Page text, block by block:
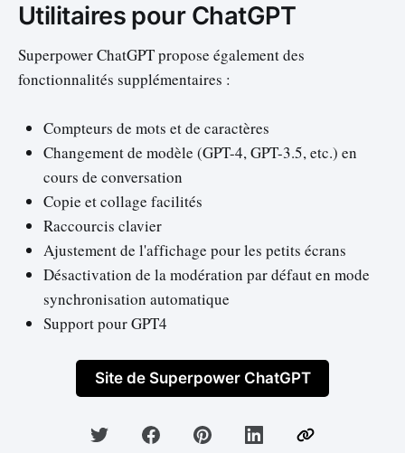
Utilitaires pour ChatGPT
Superpower ChatGPT propose également des
fonctionnalités supplémentaires :
Compteurs de mots et de caractères
Changement de modèle (GPT-4, GPT-3.5, etc.) en
cours de conversation
Copie et collage facilités
Raccourcis clavier
Ajustement de l'affichage pour les petits écrans
Désactivation de la modération par défaut en mode
synchronisation automatique
Support pour GPT4
Site de Superpower ChatGPT